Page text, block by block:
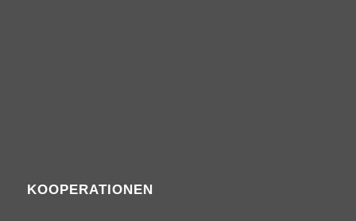
KOOPERATIONEN